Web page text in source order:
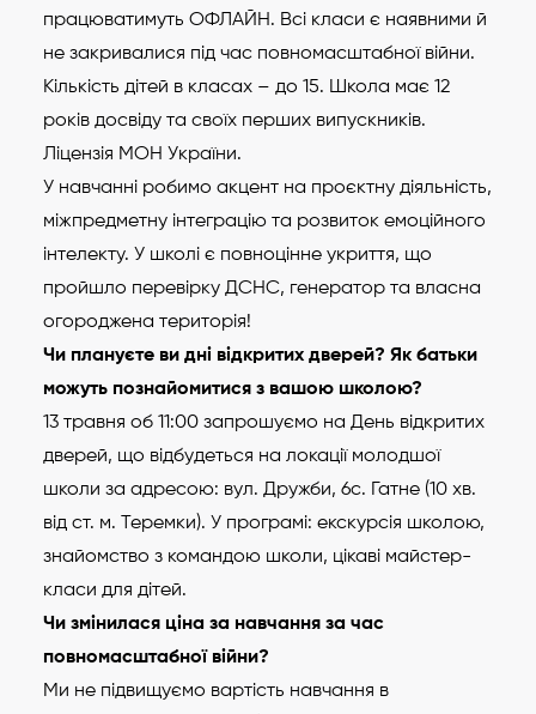
працюватимуть ОФЛАЙН. Всі класи є наявними й
не закривалися під час повномасштабної війни.
Кількість дітей в класах – до 15. Школа має 12
років досвіду та своїх перших випускників.
Ліцензія МОН України.
У навчанні робимо акцент на проєктну діяльність,
міжпредметну інтеграцію та розвиток емоційного
інтелекту. У школі є повноцінне укриття, що
пройшло перевірку ДСНС, генератор та власна
огороджена територія!
Чи плануєте ви дні відкритих дверей? Як батьки
можуть познайомитися з вашою школою?
13 травня об 11:00 запрошуємо на День відкритих
дверей, що відбудеться на локації молодшої
школи за адресою: вул. Дружби, 6с. Гатне (10 хв.
від ст. м. Теремки). У програмі: екскурсія школою,
знайомство з командою школи, цікаві майстер-
класи для дітей.
Чи змінилася ціна за навчання за час
повномасштабної війни?
Ми не підвищуємо вартість навчання в